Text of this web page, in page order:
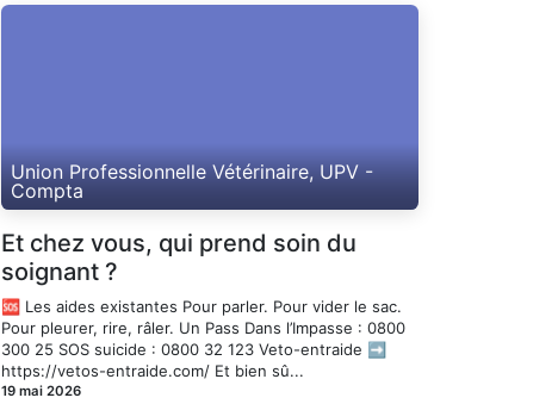
Union Professionnelle Vétérinaire, UPV -
Compta
Et chez vous, qui prend soin du
soignant ?
🆘 Les aides existantes Pour parler. Pour vider le sac.
Pour pleurer, rire, râler. Un Pass Dans l’Impasse : 0800
300 25 SOS suicide : 0800 32 123 Veto-entraide ➡️
https://vetos-entraide.com/ Et bien sû...
19 mai 2026